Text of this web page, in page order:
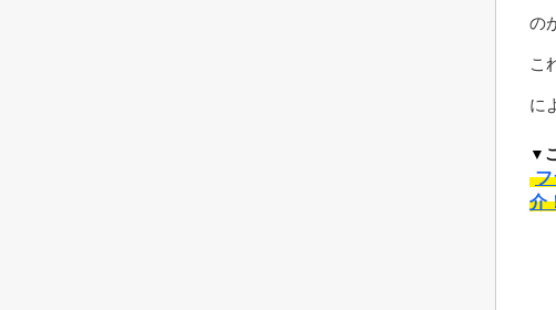
の
こ
に
▼
フ
介